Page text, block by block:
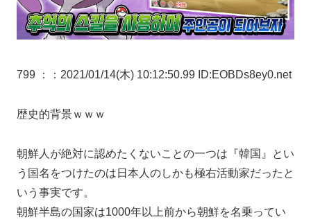
799 ： ：2021/01/14(木) 10:12:50.99 ID:EOBDs8ey0.net
歴史的背景ｗｗｗ
朝鮮人が絶対に認めたくないことの一つは『韓国』とい
う国名をつけたのは日本人のしかも極右活動家だったと
いう事実です。
朝鮮半島の国家は1000年以上前から朝鮮を名乗ってい